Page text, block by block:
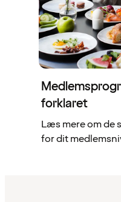
forklaret
Læs mere om de
for dit